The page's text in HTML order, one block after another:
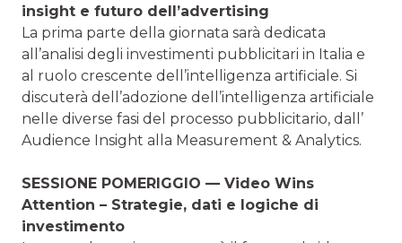
insight e futuro dell’advertising
La prima parte della giornata sarà dedicata
all’analisi degli investimenti pubblicitari in Italia e
al ruolo crescente dell’intelligenza artificiale. Si
discuterà dell’adozione dell’intelligenza artificiale
nelle diverse fasi del processo pubblicitario, dall’
Audience Insight alla Measurement & Analytics.
SESSIONE POMERIGGIO — Video Wins
Attention – Strategie, dati e logiche di
investimento